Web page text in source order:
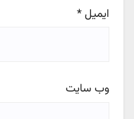
ایمیل*
وب‌ سایت